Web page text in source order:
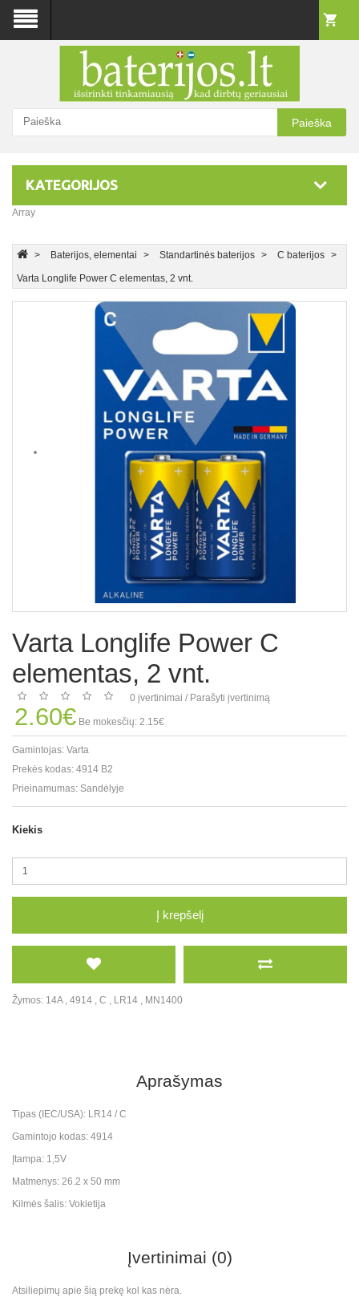
Paieška
KATEGORIJOS
Array
Baterijos, elementai Standartinės baterijos C baterijos
Varta Longlife Power C elementas, 2 vnt.
Varta Longlife Power C
elementas, 2 vnt.
0 įvertinimai / Parašyti įvertinimą
2.60€ Be mokesčių: 2.15€
Gamintojas: Varta
Prekės kodas: 4914 B2
Prieinamumas: Sandėlyje
Kiekis
Į krepšelį
Žymos: 14A, 4914 , C , LR14 , MN1400
Aprašymas
Tipas (IEC/USA): LR14 / C
Gamintojo kodas: 4914
Įtampa: 1,5V
Matmenys: 26.2 x 50 mm
Kilmės šalis: Vokietija
Įvertinimai (0)
Atsiliepimų apie šią prekę kol kas nėra.